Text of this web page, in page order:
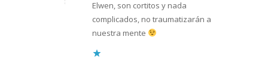
Elwen, son cortitos y nada
complicados, no traumatizarán a
nuestra mente